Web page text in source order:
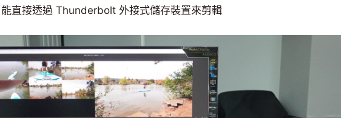
直接透過 Thunderbolt 外接式儲存裝置來剪輯